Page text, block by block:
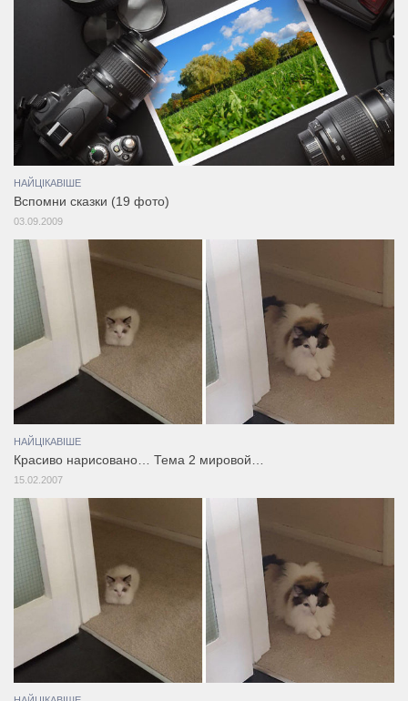
НАЙЦІКАВІШЕ
Вспомни сказки (19 фото)
03.09.2009
НАЙЦІКАВІШЕ
Красиво нарисовано… Тема 2 мировой…
15.02.2007